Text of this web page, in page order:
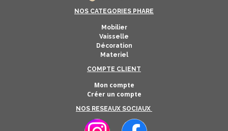
NOS CATEGORIES PHARE
Mobilier
Vaisselle
Décoration
Materiel
COMPTE CLIENT
Mon compte
Créer un compte
NOS RESEAUX SOCIAUX